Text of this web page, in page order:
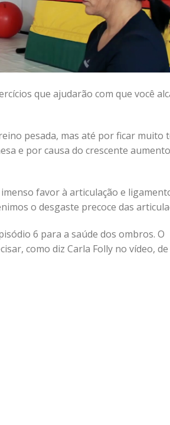
que ajudarão com que você
pesada, mas até por ficar muito
e por causa do crescente
favor à articulação e
o desgaste precoce das
6 para a saúde dos ombros. O
como diz Carla Folly no vídeo, de